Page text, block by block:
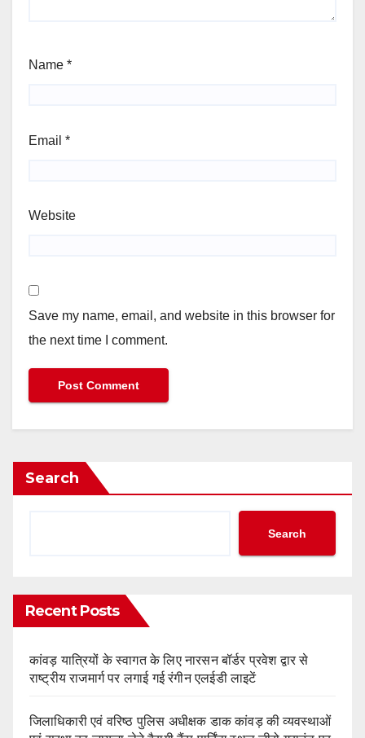
Name *
Email *
Website
Save my name, email, and website in this browser for
the next time I comment.
Search
Search
Recent Posts
कांवड़ यात्रियों के स्वागत के लिए नारसन बॉर्डर प्रवेश द्वार से
राष्ट्रीय राजमार्ग पर लगाई गई रंगीन एलईडी लाइटें
जिलाधिकारी एवं वरिष्ठ पुलिस अधीक्षक डाक कांवड़ की व्यवस्थाओं